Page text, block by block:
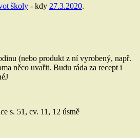
školy - kdy 27.3.2020.
(nebo produkt z ní vyrobený, např.
něco uvařit. Budu ráda za recept i
J
s. 51, cv. 11, 12 ústně